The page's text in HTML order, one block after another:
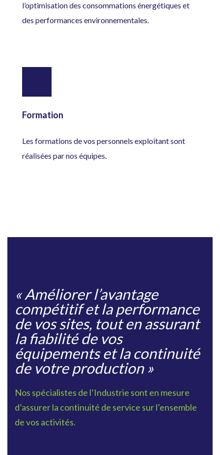
l’optimisation des consommations énergétiques et
des performances environnementales.
Formation
Les formations de vos personnels exploitant sont
réalisées par nos équipes.
«Améliorer l’avantage
compétitif et la performance
de vos sites, tout en assurant
la fiabilité de vos
équipements et la continuité
de votre production »
Nos spécialistes de l’Industrie sont en mesure
d’assurer la continuité de service sur l’ensemble
de vos activités.